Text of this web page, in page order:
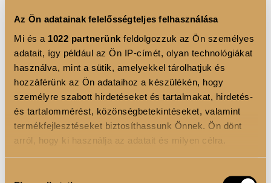
Az Ön adatainak felelősségteljes felhasználása
Mi és a 1022 partnerünk feldolgozzuk az Ön személyes
adatait, így például az Ön IP-címét, olyan technológiákat
használva, mint a sütik, amelyekkel tárolhatjuk és
hozzáférünk az Ön adataihoz a készülékén, hogy
személyre szabott hirdetéseket és tartalmakat, hirdetés-
és tartalommérést, közönségbetekintéseket, valamint
termékfejlesztéseket biztosíthassunk Önnek. Ön dönt
arról, hogy ki használja az adatait és milyen célra.